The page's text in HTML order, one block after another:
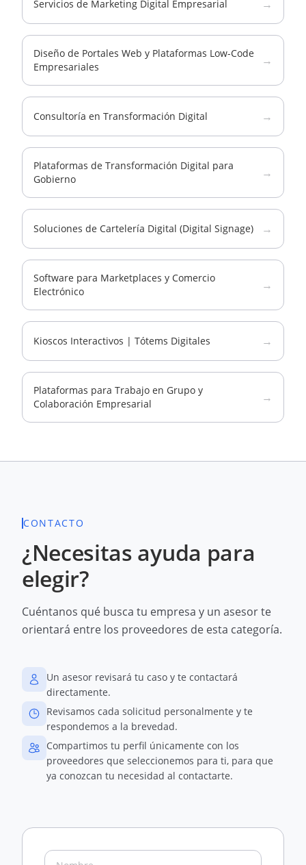
Servicios de Marketing Digital Empresarial →
Diseño de Portales Web y Plataformas Low-Code
Empresariales
→
Consultoría en Transformación Digital →
Plataformas de Transformación Digital para
Gobierno
→
Soluciones de Cartelería Digital (Digital Signage) →
Software para Marketplaces y Comercio
Electrónico
→
Kioscos Interactivos | Tótems Digitales →
Plataformas para Trabajo en Grupo y
Colaboración Empresarial
→
CONTACTO
¿Necesitas ayuda para
elegir?
Cuéntanos qué busca tu empresa y un asesor te
orientará entre los proveedores de esta categoría.
Un asesor revisará tu caso y te contactará
directamente.
Revisamos cada solicitud personalmente y te
respondemos a la brevedad.
Compartimos tu perfil únicamente con los
proveedores que seleccionemos para ti, para que
ya conozcan tu necesidad al contactarte.